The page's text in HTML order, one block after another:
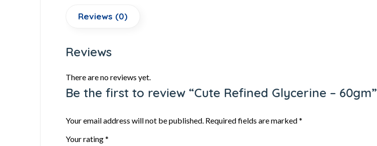
Reviews (0)
Reviews
There are no reviews yet.
Be the first to review “Cute Refined Glycerine – 60gm”
Your email address will not be published. Required fields are marked*
Your rating*